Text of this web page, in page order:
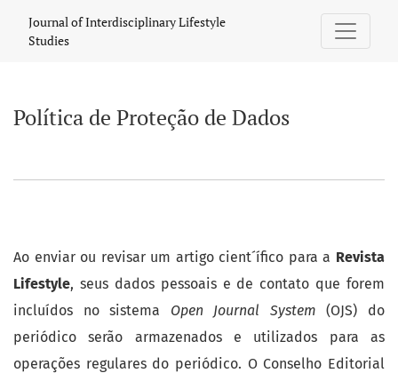
Política de Proteção de Dados
Journal of Interdisciplinary Lifestyle
Studies
Política de Proteção de Dados
Ao enviar ou revisar um artigo cient´ífico para a Revista
Lifestyle, seus dados pessoais e de contato que forem
incluídos no sistema Open Journal System(OJS) do
periódico serão armazenados e utilizados para as
operações regulares do periódico. O Conselho Editorial